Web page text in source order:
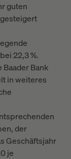
guten
22,3 %.
Bank
in weiteres
der
Geschäftsjahr
je